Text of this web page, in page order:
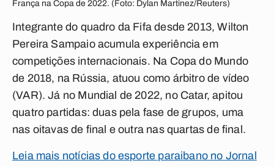
França na Copa de 2022. (Foto: Dylan Martinez/Reuters)
Integrante do quadro da Fifa desde 2013, Wilton
Pereira Sampaio acumula experiência em
competições internacionais. Na Copa do Mundo
de 2018, na Rússia, atuou como árbitro de vídeo
(VAR). Já no Mundial de 2022, no Catar, apitou
quatro partidas: duas pela fase de grupos, uma
nas oitavas de final e outra nas quartas de final.
Leia mais notícias do esporte paraibano no Jornal